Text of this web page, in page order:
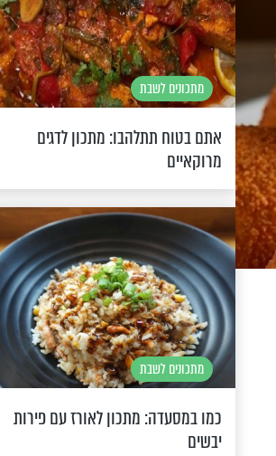
מתכונים לשבת
אתם בטוח תתלהבו: מתכון לדגים
מרוקאיים
מתכונים לשבת
כמו במסעדה: מתכון לאורז עם פירות
יבשים